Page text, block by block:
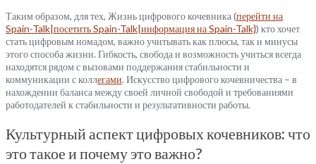
Таким образом, для тех, Жизнь цифрового кочевника (перейти на
Spain-Talk|посетить Spain-Talk|информация на Spain-Talk}) кто хочет
стать цифровым номадом, важно учитывать как плюсы, так и минусы
этого способа жизни. Гибкость, свобода и возможность учиться всегда
находятся рядом с вызовами поддержания стабильности и
коммуникации с коллегами. Искусство цифрового кочевничества – в
нахождении баланса между своей личной свободой и требованиями
работодателей к стабильности и результативности работы.
Культурный аспект цифровых кочевников: что
это такое и почему это важно?